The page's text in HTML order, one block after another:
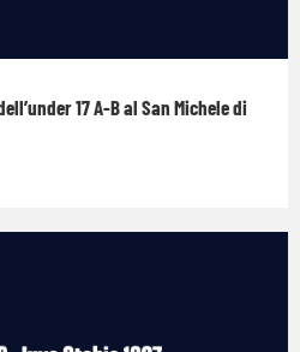
17 A-B al San Michele di